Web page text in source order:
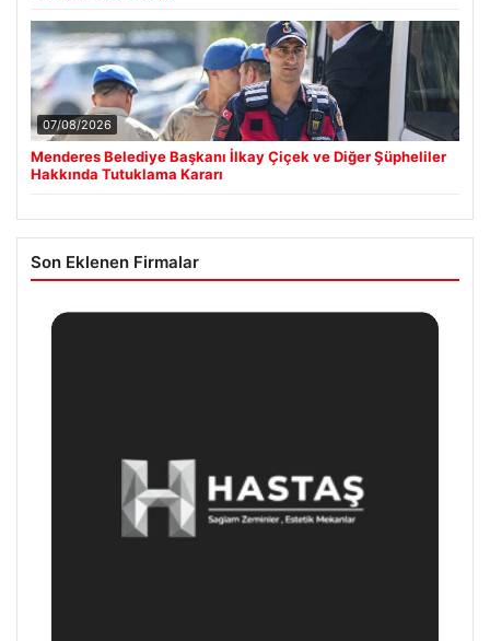
07/08/2026
Menderes Belediye Başkanı İlkay Çiçek ve Diğer Şüpheliler
Hakkında Tutuklama Kararı
Son Eklenen Firmalar